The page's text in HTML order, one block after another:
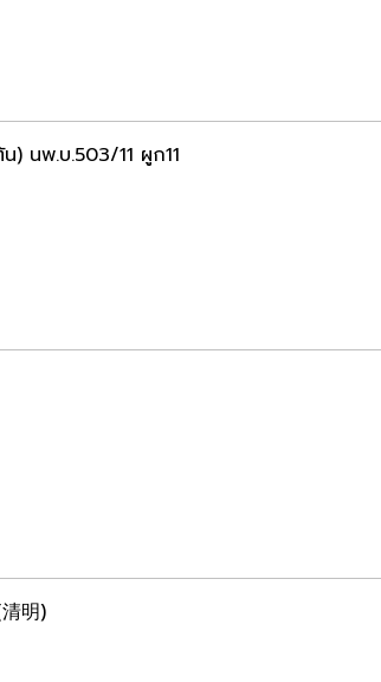
) นพ.บ.503/11 ผูก11
明)